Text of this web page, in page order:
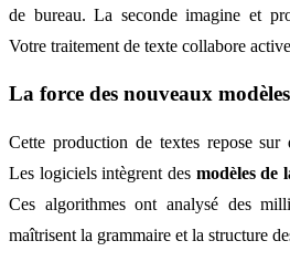
de bureau. La seconde imagine et
Votre traitement de texte collabore
La force des nouveaux
Cette production de textes repose sur
Les logiciels intègrent des modèles de
Ces algorithmes ont analysé des
maîtrisent la grammaire et la structure